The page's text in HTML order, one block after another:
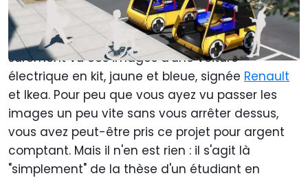
Depuis quelques jours, en lisant les infos ou en
regardant les réseaux sociaux, vous avez
sûrement vu ces images d'une voiture
électrique en kit, jaune et bleue, signée Renault
et Ikea. Pour peu que vous ayez vu passer les
images un peu vite sans vous arrêter dessus,
vous avez peut-être pris ce projet pour argent
comptant. Mais il n'en est rien : il s'agit là
"simplement" de la thèse d'un étudiant en